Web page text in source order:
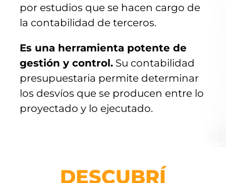
por estudios que se hacen cargo de
la contabilidad de terceros.
Es una herramienta potente de
gestión y control.Su contabilidad
presupuestaria permite determinar
los desvíos que se producen entre lo
proyectado y lo ejecutado.
DESCUBRÍ